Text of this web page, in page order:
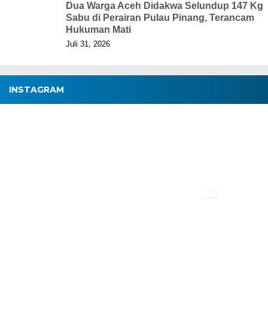
Dua Warga Aceh Didakwa Selundup 147 Kg
Sabu di Perairan Pulau Pinang, Terancam
Hukuman Mati
Juli 31, 2026
INSTAGRAM